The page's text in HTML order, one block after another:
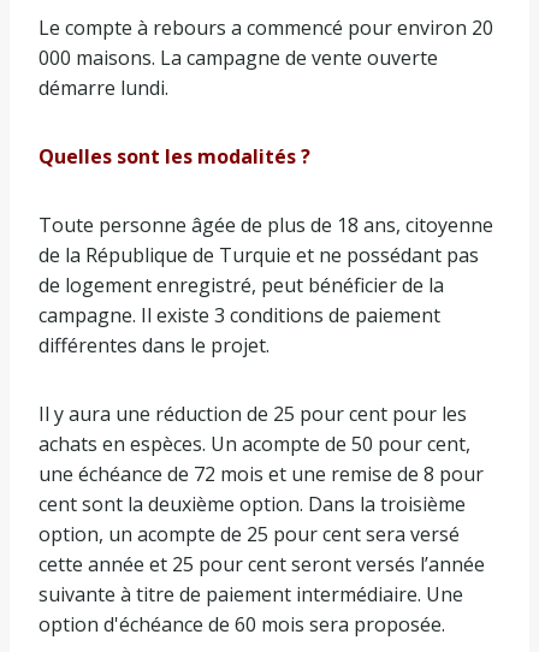
Le compte à rebours a commencé pour environ 20
000 maisons. La campagne de vente ouverte
démarre lundi.
Quelles sont les modalités ?
Toute personne âgée de plus de 18 ans, citoyenne
de la République de Turquie et ne possédant pas
de logement enregistré, peut bénéficier de la
campagne. Il existe 3 conditions de paiement
différentes dans le projet.
Il y aura une réduction de 25 pour cent pour les
achats en espèces. Un acompte de 50 pour cent,
une échéance de 72 mois et une remise de 8 pour
cent sont la deuxième option. Dans la troisième
option, un acompte de 25 pour cent sera versé
cette année et 25 pour cent seront versés l’année
suivante à titre de paiement intermédiaire. Une
option d'échéance de 60 mois sera proposée.